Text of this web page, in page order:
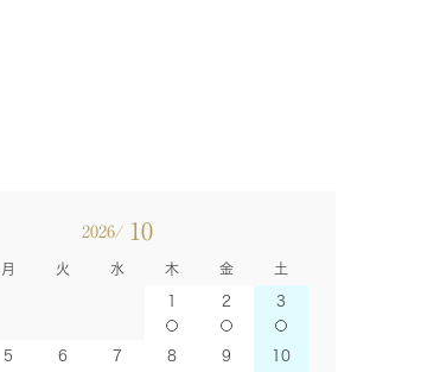
2026/ 10
月 火 水 木 金 土
1 2 3
5 6 7 8 9 10